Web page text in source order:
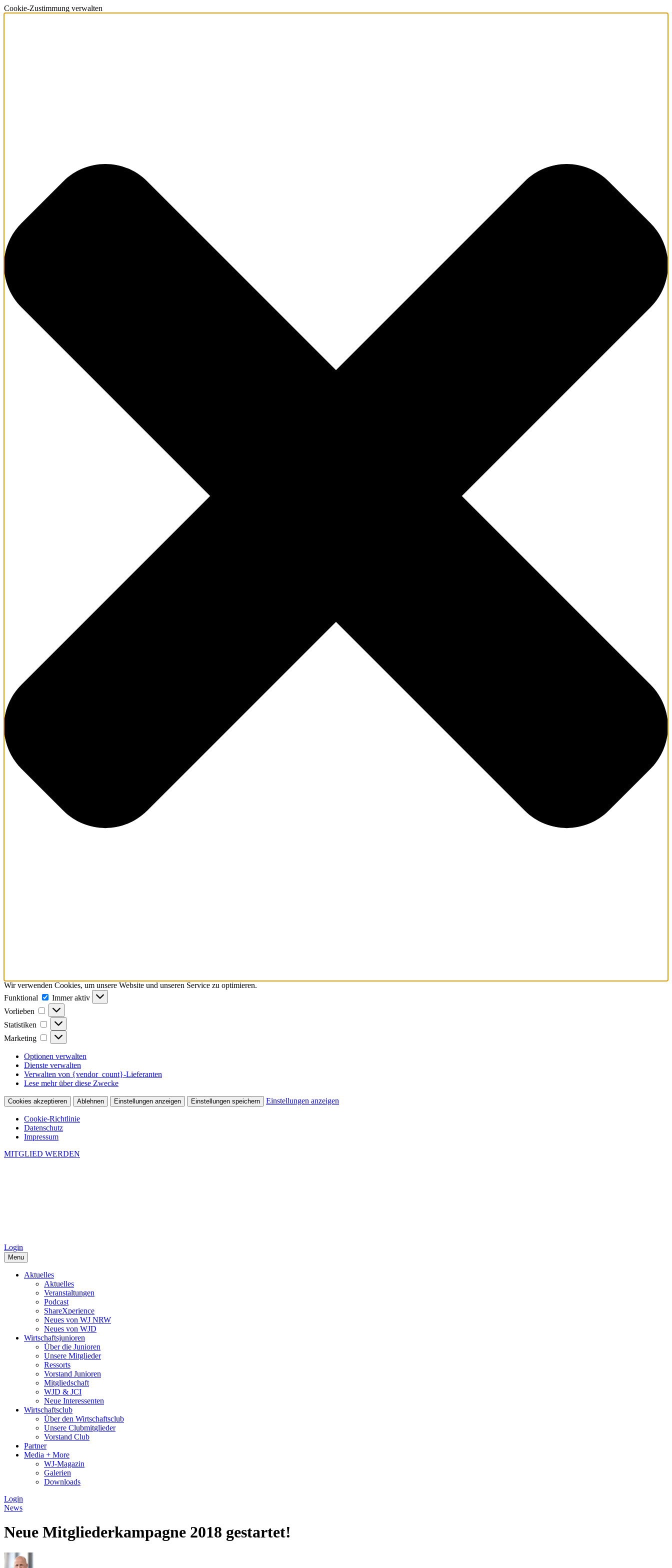
Cookie-Zustimmung verwalten
Wir verwenden Cookies, um unsere Website und unseren Service zu optimieren.
Funktional
Funktional
Immer aktiv
Vorlieben
Vorlieben
Statistiken Statistiken
Marketing Marketing
Optionen verwalten
Dienste verwalten
Verwalten von {vendor_count}-Lieferanten
Lese mehr über diese Zwecke
Cookies akzeptieren Ablehnen Einstellungen anzeigen Einstellungen speichern Einstellungen anzeigen
Cookie-Richtlinie
Datenschutz
Impressum
MITGLIED WERDEN
Login
Menu
Aktuelles
Aktuelles
Veranstaltungen
Podcast
ShareXperience
Neues von WJ NRW
Neues von WJD
Wirtschaftsjunioren
Über die Junioren
Unsere Mitglieder
Ressorts
Vorstand Junioren
Mitgliedschaft
WJD & JCI
Neue Interessenten
Wirtschaftsclub
Über den Wirtschaftsclub
Unsere Clubmitglieder
Vorstand Club
Partner
Media + More
WJ-Magazin
Galerien
Downloads
Login
News
Neue Mitgliederkampagne 2018 gestartet!